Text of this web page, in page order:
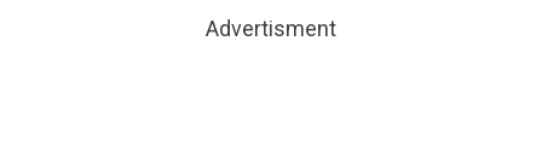
Advertisment